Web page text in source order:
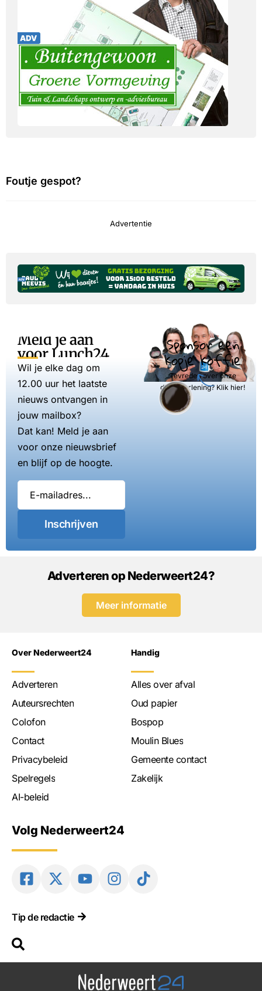
Foutje gespot?
Advertentie
Meld je aan
voor Lunch24
Wil je elke dag om
12.00 uur het laatste
nieuws ontvangen in
jouw mailbox?
Dat kan! Meld je aan
voor onze nieuwsbrief
en blijf op de hoogte.
Inschrijven
Sponsor een
kopje koffie
Tevreden over onze
dienstverlening? Klik hier!
Adverteren op Nederweert24?
Meer informatie
Over Nederweert24
Adverteren
Auteursrechten
Colofon
Contact
Privacybeleid
Spelregels
AI-beleid
Handig
Alles over afval
Oud papier
Bospop
Moulin Blues
Gemeente contact
Zakelijk
Volg Nederweert24
Tip de redactie